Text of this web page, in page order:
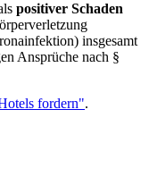
positiver Schaden
insgesamt
Ansprüche nach §
fordern".